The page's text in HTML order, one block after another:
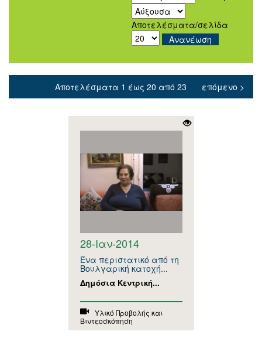
Αποτελέσματα/σελίδα
Αποτελέσματα 1 έως 20 από 23 επόμενο >
28-Ιαν-2014
Ένα περιστατικό από τη
Βουλγαρική κατοχή...
Δημόσια Κεντρική...
Υλικό Προβολής και
Βιντεοσκόπηση